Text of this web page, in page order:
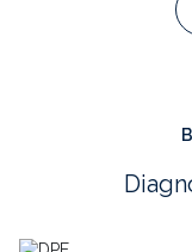
parentale spacieuse
une chambre avec
comprenant un
avec salle d'eau et
ce bien. Cette
d’eau. Chauffage